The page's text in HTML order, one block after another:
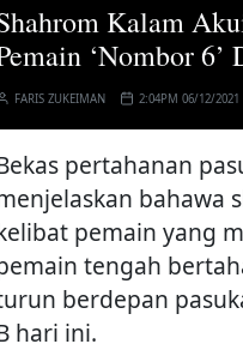
Kalam
‘Nombor 6’
FARIS ZUKEIMAN 2:04PM 06/12/2021
pertahanan
bahawa
pemain yang
tengah
berdepan
hari ini.